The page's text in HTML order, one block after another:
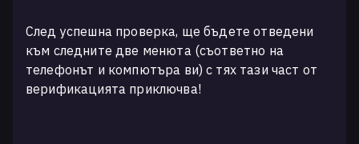
След успешна проверка, ще бъдете отведени
към следните две менюта (съответно на
телефонът и компютъра ви) с тях тази част от
верификацията приключва!